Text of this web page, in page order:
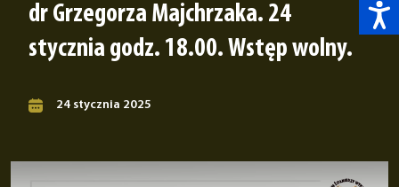
dr Grzegorza Majchrzaka. 24
stycznia godz. 18.00. Wstęp wolny.
24 stycznia 2025